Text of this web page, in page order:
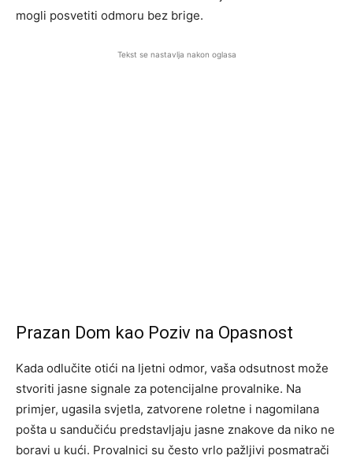
mogli posvetiti odmoru bez brige.
Tekst se nastavlja nakon oglasa
Prazan Dom kao Poziv na Opasnost
Kada odlučite otići na ljetni odmor, vaša odsutnost može
stvoriti jasne signale za potencijalne provalnike. Na
primjer, ugasila svjetla, zatvorene roletne i nagomilana
pošta u sandučiću predstavljaju jasne znakove da niko ne
boravi u kući. Provalnici su često vrlo pažljivi posmatrači